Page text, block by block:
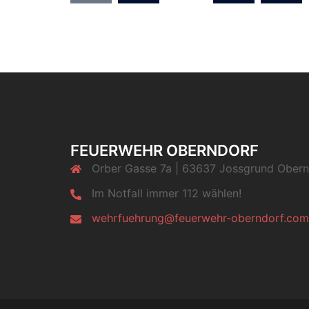
der
FEUERWEHR OBERNDORF
Orber Gasse 7a | 63637 Jossgrund
Im Notfall immer 112 wählen!
wehrfuehrung@feuerwehr-oberndorf.com